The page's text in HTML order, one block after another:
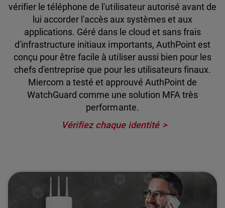
vérifier le téléphone de l'utilisateur autorisé avant de
lui accorder l'accès aux systèmes et aux
applications. Géré dans le cloud et sans frais
d'infrastructure initiaux importants, AuthPoint est
conçu pour être facile à utiliser aussi bien pour les
chefs d'entreprise que pour les utilisateurs finaux.
Miercom a testé et approuvé AuthPoint de
WatchGuard comme une solution MFA très
performante.
Vérifiez chaque identité